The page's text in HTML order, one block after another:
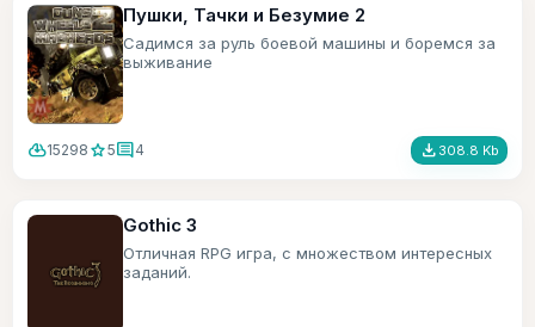
Пушки, Тачки и Безумие 2
Садимся за руль боевой машины и боремся за
выживание
cloud_download15298 star5comment4 file_download 308.8 Kb
Gothic 3
Отличная RPG игра, с множеством интересных
заданий.